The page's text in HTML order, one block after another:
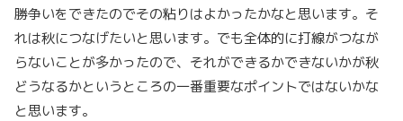
勝争いをできたのでその粘りはよかったかなと思います。そ
れは秋につなげたいと思います。でも全体的に打線がつなが
らないことが多かったので、それができるかできないかが秋
どうなるかというところの一番重要なポイントではないかな
と思います。